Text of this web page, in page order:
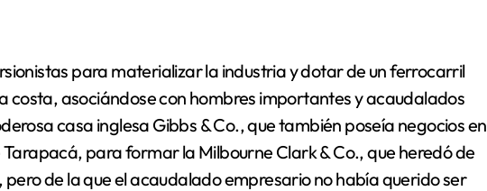
para materializar la industria y dotar de un ferrocarril
costa, asociándose con hombres importantes y acaudalados
casa inglesa Gibbs & Co., que también poseía negocios en
para formar la Milbourne Clark & Co., que heredó de
de la que el acaudalado empresario no había querido ser